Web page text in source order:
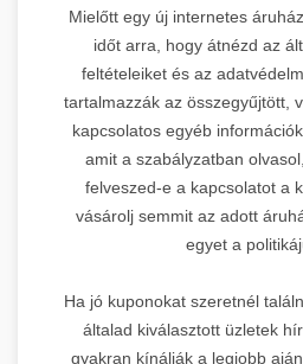
Mielőtt egy új internetes
időt arra, hogy átnézd az
feltételeiket és az
tartalmazzák az összegyűjtött,
kapcsolatos egyéb
amit a szabályzatban
felveszed-e a kapcsolatot a
vásárolj semmit az adott
egyet a
Ha jó kuponokat szeretnél
általad kiválasztott üzletek
gyakran kínálják a legjobb